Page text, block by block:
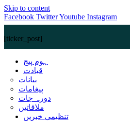
Skip to content
Facebook TwitterYoutube Instagram
[ticker_post]
ہوم پیج
قیادت
بیانات
پیغامات
دورہ جات
ملاقاتیں
تنظیمی خبریں